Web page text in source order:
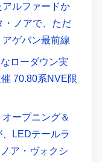
アルファードか
・ノアで、ただ
ゲバン最前線
ローダウン実
70.80系NVE限
ープニング＆
LEDテールラ
ア・ヴォクシ